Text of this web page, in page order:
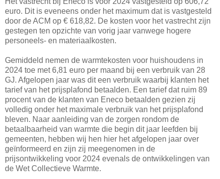
euro. Dit is eveneens onder het maximum dat is vastgesteld
door de ACM op € 618,82. De kosten voor het vastrecht zijn
gestegen ten opzichte van vorig jaar vanwege hogere
personeels- en materiaalkosten.
Gemiddeld nemen de warmtekosten voor huishoudens in
2024 toe met 6,81 euro per maand bij een verbruik van 28
GJ. Afgelopen jaar was dit een verbruik waarbij klanten het
tarief van het prijsplafond betaalden. Een tarief dat ruim 89
procent van de klanten van Eneco betaalden gezien zij
volledig onder het maximale verbruik van het prijsplafond
bleven. Naar aanleiding van de zorgen rondom de
betaalbaarheid van warmte die begin dit jaar leefden bij
gemeenten, hebben wij hen hier het afgelopen jaar over
geïnformeerd en zijn zij meegenomen in de
prijsontwikkeling voor 2024 evenals de ontwikkelingen van
de Wet Collectieve Warmte.